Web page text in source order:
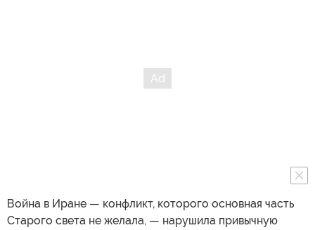
Война в Иране — конфликт, которого основная часть
Старого света не желала, — нарушила привычную